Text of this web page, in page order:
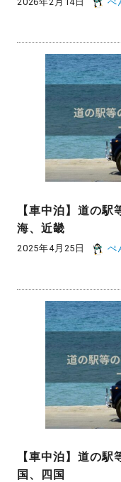
【車中泊】道の
海、近畿
2025年4月25日 ぺ
【車中泊】道の
国、四国